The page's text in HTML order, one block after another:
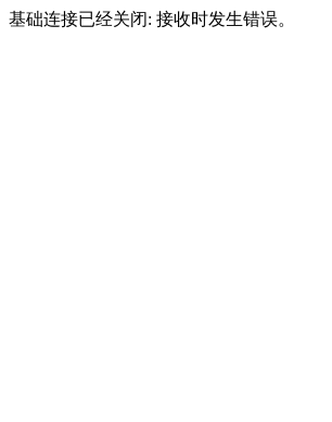
基础连接已经关闭: 接收时发生错误。